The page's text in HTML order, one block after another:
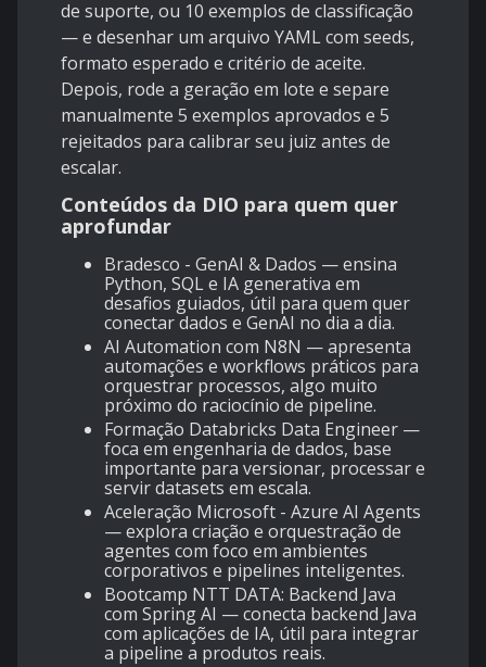
de suporte, ou 10 exemplos de classificação
— e desenhar um arquivo YAML com seeds,
formato esperado e critério de aceite.
Depois, rode a geração em lote e separe
manualmente 5 exemplos aprovados e 5
rejeitados para calibrar seu juiz antes de
escalar.
Conteúdos da DIO para quem quer
aprofundar
Bradesco - GenAI & Dados — ensina
Python, SQL e IA generativa em
desafios guiados, útil para quem quer
conectar dados e GenAI no dia a dia.
AI Automation com N8N — apresenta
automações e workflows práticos para
orquestrar processos, algo muito
próximo do raciocínio de pipeline.
Formação Databricks Data Engineer —
foca em engenharia de dados, base
importante para versionar, processar e
servir datasets em escala.
Aceleração Microsoft - Azure AI Agents
— explora criação e orquestração de
agentes com foco em ambientes
corporativos e pipelines inteligentes.
Bootcamp NTT DATA: Backend Java
com Spring AI — conecta backend Java
com aplicações de IA, útil para integrar
a pipeline a produtos reais.